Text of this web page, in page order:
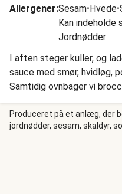
Allergener:Sesam•Hvede•
Kan indeholde
Jordnødder
I aften steger kuller, og
sauce med smør, hvidløg,
Samtidig ovnbager vi
og koger aromatiske
frisk limesaft og forårsløg,
Produceret på et anlæg, der
jordnødder, sesam, skaldyr,